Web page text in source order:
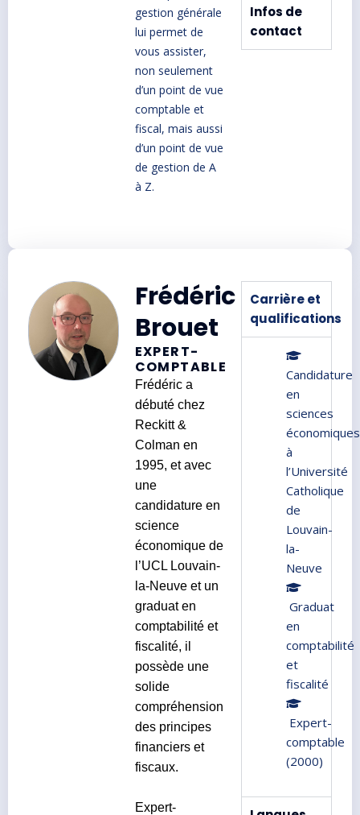
gestion générale
lui permet de
vous assister,
non seulement
d’un point de vue
comptable et
fiscal, mais aussi
d’un point de vue
de gestion de A
à Z.
Infos de
contact
Frédéric
Brouet
EXPERT-
COMPTABLE
Frédéric a
débuté chez
Reckitt &
Colman en
1995, et avec
une
candidature en
science
économique de
l’UCL Louvain-
la-Neuve et un
graduat en
comptabilité et
fiscalité, il
possède une
solide
compréhension
des principes
financiers et
fiscaux.
Expert-
Carrière et
qualifications
Candidature
en
sciences
économiques
à
l’Université
Catholique
de
Louvain-
la-
Neuve
Graduat
en
comptabilité
et
fiscalité
Expert-
comptable
(2000)